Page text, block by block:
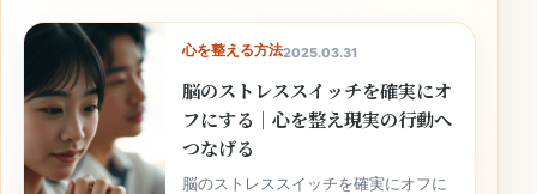
心を整える方法2025.03.31
脳のストレススイッチを確実にオ
フにする｜心を整え現実の行動へ
つなげる
脳のストレススイッチを確実にオフに